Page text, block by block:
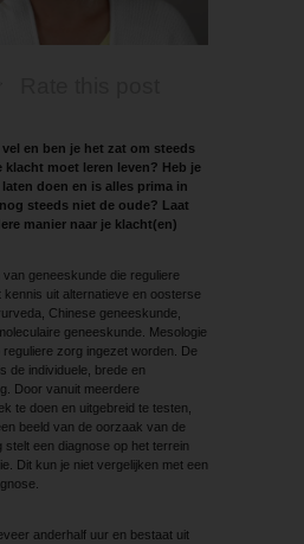
en ben je het zat om steeds
klacht moet leren leven? Heb je
doen en is alles prima in
steeds niet de oude? Laat
manier naar je klacht(en)
geneeskunde die reguliere
kennis uit alternatieve en oosterse
Chinese geneeskunde,
geneeskunde. Mesologie
zorg ingezet worden. De
de individuele, brede en
Door vanuit meerdere
te doen en uitgebreid te testen,
beeld van de oorzaak van de
stelt een diagnose op het terrein
Dit kun je niet vergelijken met een
anderhalf uur en bestaat uit